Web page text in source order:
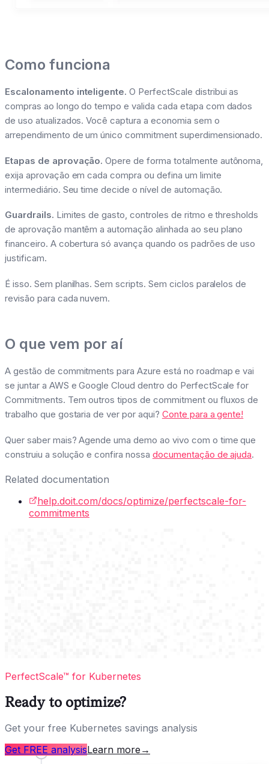
Como funciona
Escalonamento inteligente. O PerfectScale distribui as
compras ao longo do tempo e valida cada etapa com dados
de uso atualizados. Você captura a economia sem o
arrependimento de um único commitment superdimensionado.
Etapas de aprovação. Opere de forma totalmente autônoma,
exija aprovação em cada compra ou defina um limite
intermediário. Seu time decide o nível de automação.
Guardrails. Limites de gasto, controles de ritmo e thresholds
de aprovação mantêm a automação alinhada ao seu plano
financeiro. A cobertura só avança quando os padrões de uso
justificam.
É isso. Sem planilhas. Sem scripts. Sem ciclos paralelos de
revisão para cada nuvem.
O que vem por aí
A gestão de commitments para Azure está no roadmap e vai
se juntar a AWS e Google Cloud dentro do PerfectScale for
Commitments. Tem outros tipos de commitment ou fluxos de
trabalho que gostaria de ver por aqui? Conte para a gente!
Quer saber mais? Agende uma demo ao vivo com o time que
construiu a solução e confira nossa documentação de ajuda.
Related documentation
help.doit.com/docs/optimize/perfectscale-for-
commitments
PerfectScale™ for Kubernetes
Ready to optimize?
Get your free Kubernetes savings analysis
Get FREE analysisLearn more →